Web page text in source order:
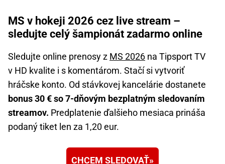
MS v hokeji 2026 cez live stream –
sledujte celý šampionát zadarmo online
Sledujte online prenosy z MS 2026 na Tipsport TV
v HD kvalite i s komentárom. Stačí si vytvoriť
hráčske konto. Od stávkovej kancelárie dostanete
bonus 30 € so 7-dňovým bezplatným sledovaním
streamov. Predplatenie ďalšieho mesiaca prináša
podaný tiket len za 1,20 eur.
CHCEM SLEDOVAŤ